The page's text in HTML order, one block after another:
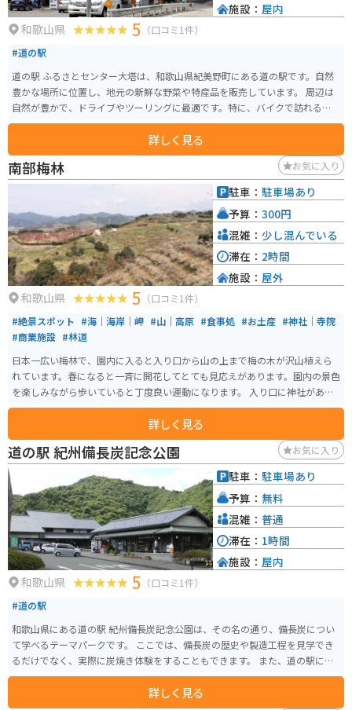
和歌山県 5 （口コミ1件）
#道の駅
道の駅 ふるさとセンター大塔は、和歌山県紀美野町にある道の駅です。自然
豊かな場所に位置し、地元の新鮮な野菜や特産品を販売しています。 周辺は
自然が豊かで、ドライブやツーリングに最適です。特に、バイクで訪れる方
は、高野龍神スカイラインのワインディングロードがおすすめです。道の駅
には、バイクスタンドも設置されているので安心です。 地元の名産品として
は、梅干しや梅酒、柿の葉寿司などが有名です。道の駅内のレストランで
は、地元の食材を使った料理を楽しむことができます。
詳しく見る
施設： 屋内
南部梅林 お気に入り
和歌山県 5 （口コミ1件）
#絶景スポット #海｜海岸｜岬 #山｜高原 #食事処 #お土産 #神社｜寺院
#商業施設 #林道
日本一広い梅林で、園内に入ると入り口から山の上まで梅の木が沢山植えら
れています。春になると一斉に開花してとても見応えがあります。園内の景色
を楽しみながら歩いていると丁度良い運動になります。 入り口に神社があ
り、進むとイベント広場があり、更に行くと山頂からは海まで見渡せます。
駐車場までの道では芋餅や、めはり寿司が売られています。駐車場では梅昆
布茶や梅饅頭、様々な種類の味付けの梅干しがお土産として売られていま
す。
詳しく見る
駐車： 駐車場あり
予算： 300円
混雑： 少し混んでいる
滞在： 2時間
施設： 屋外
道の駅 紀州備長炭記念公園 お気に入り
和歌山県 5 （口コミ1件）
#道の駅
和歌山県にある道の駅 紀州備長炭記念公園は、その名の通り、備長炭につい
て学べるテーマパークです。 ここでは、備長炭の歴史や製造工程を見学でき
るだけでなく、実際に炭焼き体験をすることもできます。 また、道の駅に
は、地元の特産品を販売するショップやレストランもあり、和歌山ラーメン
や梅干しなど、地元グルメを楽しむこともできます。 バイクで訪れる場合、
詳しく見る
駐車： 駐車場あり
予算： 無料
混雑： 普通
滞在： 1時間
施設： 屋内